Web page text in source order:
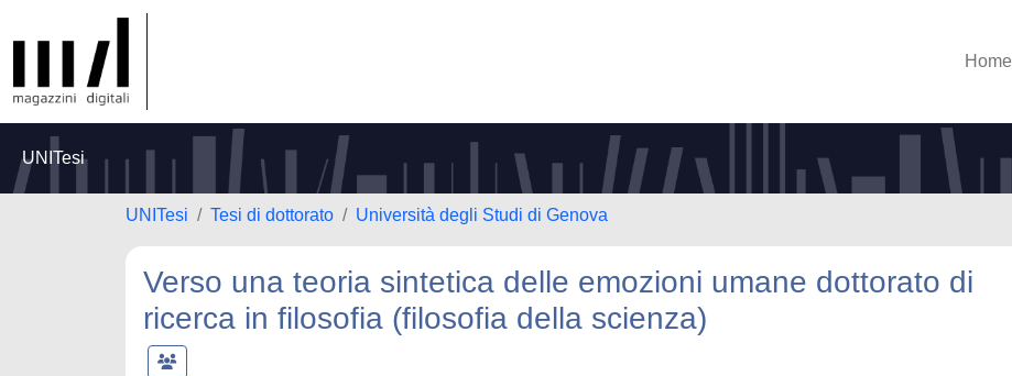
Home
UNITesi
UNITesi Tesi di dottorato Università degli Studi di Genova
Verso una teoria sintetica delle emozioni umane dottorato di
ricerca in filosofia (filosofia della scienza)